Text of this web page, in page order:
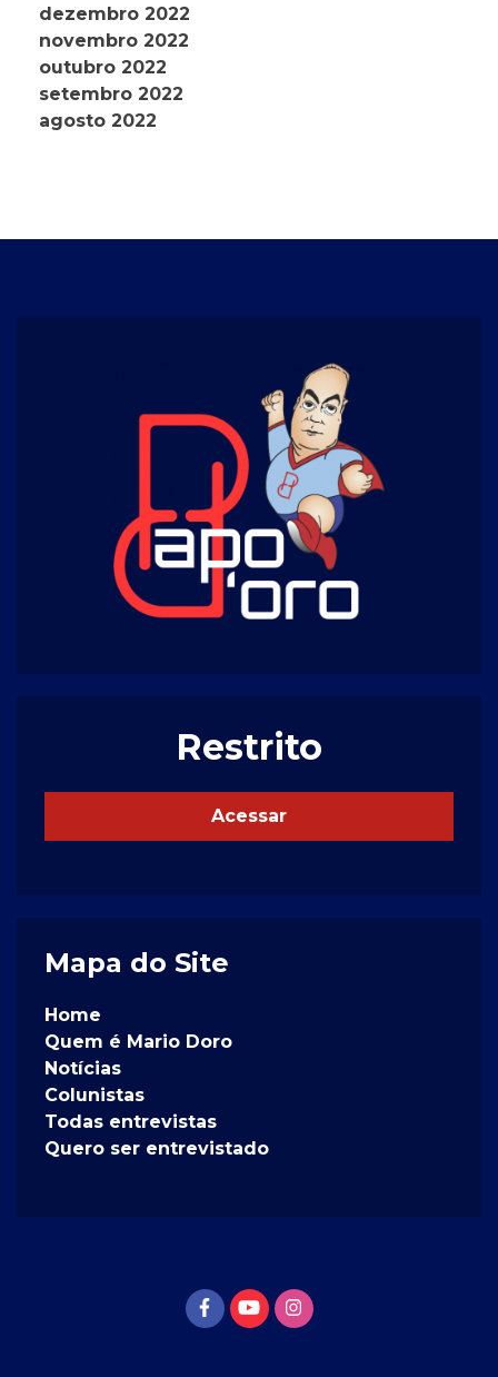
dezembro 2022
novembro 2022
outubro 2022
setembro 2022
agosto 2022
Restrito
Acessar
Mapa do Site
Home
Quem é Mario Doro
Notícias
Colunistas
Todas entrevistas
Quero ser entrevistado